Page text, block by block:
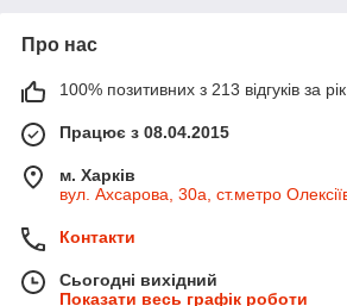
Про нас
100% позитивних з 213 відгуків за рік
Працює з 08.04.2015
м. Харків
вул. Ахсарова, 30а, ст.метро
Контакти
Сьогодні вихідний
Показати весь графік роботи